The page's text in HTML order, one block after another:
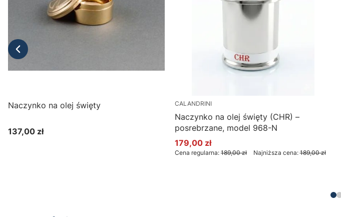
Naczynko na olej święty
Cena
137,00 zł
CALANDRINI
Naczynko na olej święty (CHR) –
posrebrzane, model 968-N
Cena promocyjna
179,00 zł
Cena regularna: 189,00 zł Najniższa cena: 189,00 zł